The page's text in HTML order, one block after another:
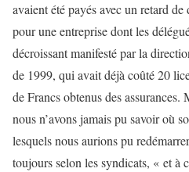
avaient été payés avec un retard
pour une entreprise dont les
décroissant manifesté par la
de 1999, qui avait déjà coûté 20
de Francs obtenus des assurances.
nous n’avons jamais pu savoir où
lesquels nous aurions pu
toujours selon les syndicats, « et à